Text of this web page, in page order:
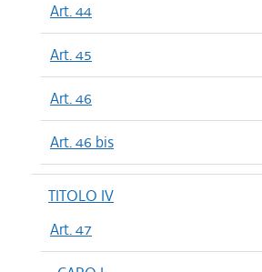
Art. 44
Art. 45
Art. 46
Art. 46 bis
TITOLO IV
Art. 47